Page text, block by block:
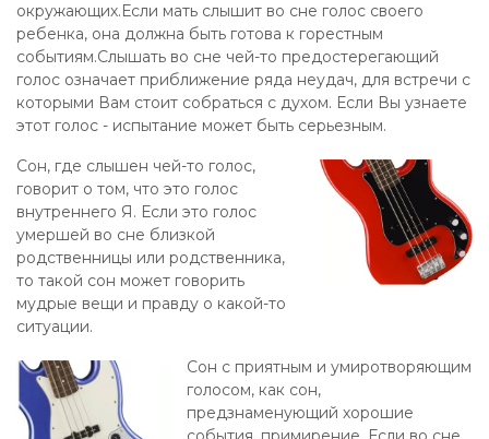
окружающих.Если мать слышит во сне голос своего
ребенка, она должна быть готова к горестным
событиям.Слышать во сне чей-то предостерегающий
голос означает приближение ряда неудач, для встречи с
которыми Вам стоит собраться с духом. Если Вы узнаете
этот голос - испытание может быть серьезным.
Сон, где слышен чей-то голос,
говорит о том, что это голос
внутреннего Я. Если это голос
умершей во сне близкой
родственницы или родственника,
то такой сон может говорить
мудрые вещи и правду о какой-то
ситуации.
Сон с приятным и умиротворяющим
голосом, как сон,
предзнаменующий хорошие